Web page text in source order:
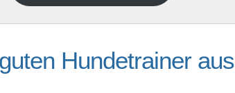
Hundetrainer aus